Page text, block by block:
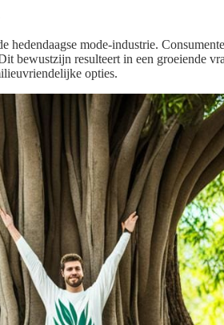
hedendaagse mode-industrie.
bewustzijn resulteert in een groeiende
opties.